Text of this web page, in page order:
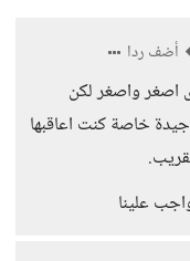
أضف ردا
اصغر واصغر لكن
خاصة كنت اعاقبها
علينا